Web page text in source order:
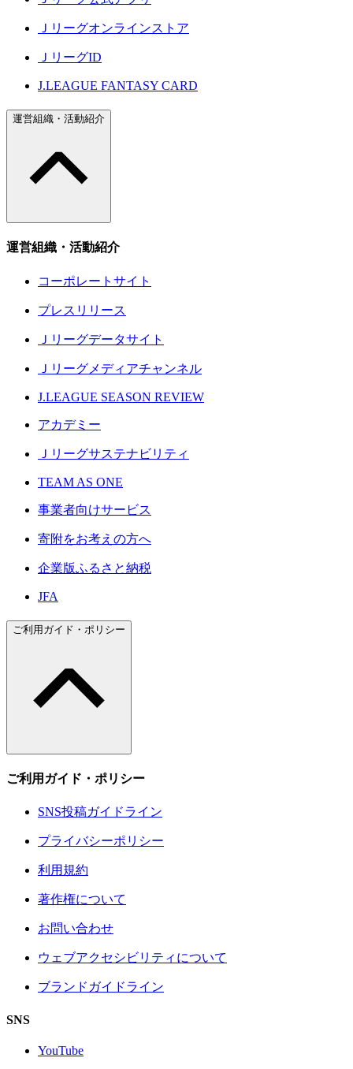
Ｊリーグオンラインストア
ＪリーグID
J.LEAGUE FANTASY CARD
運営組織・活動紹介
運営組織・活動紹介
コーポレートサイト
プレスリリース
Ｊリーグデータサイト
Ｊリーグメディアチャンネル
J.LEAGUE SEASON REVIEW
アカデミー
Ｊリーグサステナビリティ
TEAM AS ONE
事業者向けサービス
寄附をお考えの方へ
企業版ふるさと納税
JFA
ご利用ガイド・ポリシー
ご利用ガイド・ポリシー
SNS投稿ガイドライン
プライバシーポリシー
利用規約
著作権について
お問い合わせ
ウェブアクセシビリティについて
ブランドガイドライン
SNS
YouTube